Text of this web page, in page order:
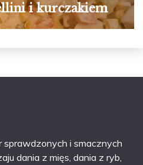
i kurczakiem
sprawdzonych i smacznych
dania z mięs, dania z ryb,